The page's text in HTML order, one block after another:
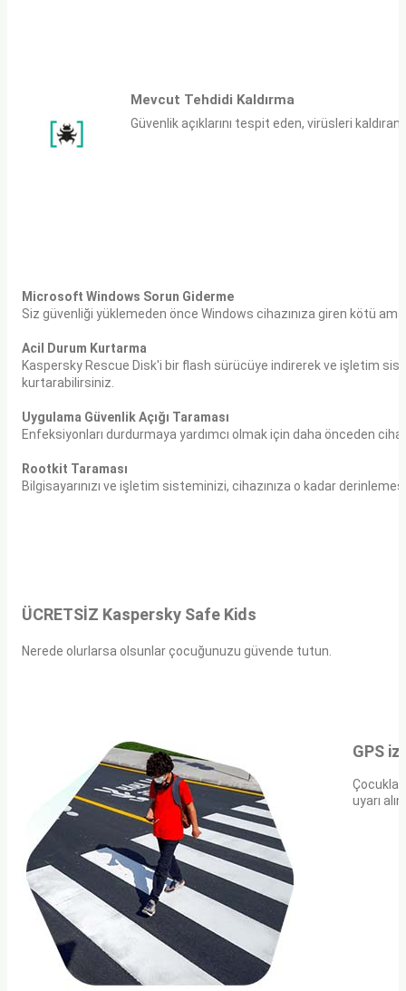
Mevcut Tehdidi Kaldırma
Güvenlik açıklarını tespit eden, virüsleri
Microsoft Windows Sorun Giderme
Siz güvenliği yüklemeden önce Windows cihazınıza giren kötü
Acil Durum Kurtarma
Kaspersky Rescue Disk'i bir flash sürücüye indirerek ve işletim
kurtarabilirsiniz.
Uygulama Güvenlik Açığı Taraması
Enfeksiyonları durdurmaya yardımcı olmak için daha önceden
Rootkit Taraması
Bilgisayarınızı ve işletim sisteminizi, cihazınıza o kadar
ÜCRETSİZ Kaspersky Safe Kids
Nerede olurlarsa olsunlar çocuğunuzu güvende tutun.
GPS
uyarı alın.